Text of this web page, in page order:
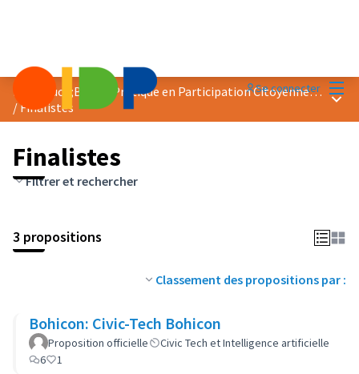
Se connecter
Prix &quot;Bonne Pratique en Participation Citoyenne&quot; 2024
/Finalistes
Finalistes
Filtrer et rechercher
3 propositions
Classement des propositions par :
Bohicon: Civic-Tech Bohicon
Proposition officielle
Civic Tech et Intelligence artificielle
6
1